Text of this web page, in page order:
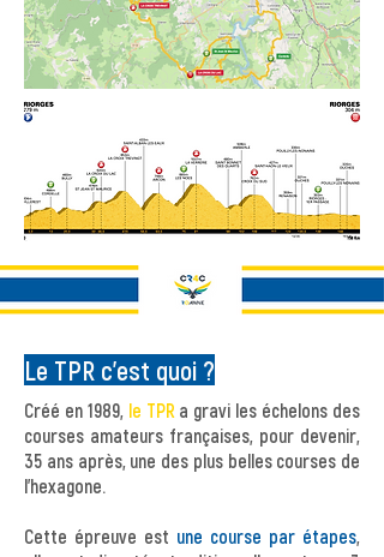
Le TPR c'est quoi ?
Créé en 1989, le TPR a gravi les échelons des
courses amateurs françaises, pour devenir,
35 ans après, une des plus belles courses de
l’hexagone.
Cette épreuve est une course par étapes,